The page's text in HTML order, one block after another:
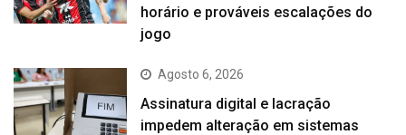
horário e prováveis escalações do
jogo
Agosto 6, 2026
Assinatura digital e lacração
impedem alteração em sistemas